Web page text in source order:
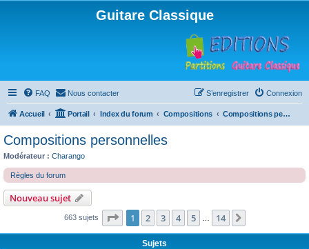
Guitare Classique
FAQ Nous contacter Connexion
S’enregistrer
Accueil Portail Index du forum Compositions Compositions personnelles
Compositions personnelles
Modérateur : Charango
Règles du forum
Nouveau sujet
663 sujets Page 1sur14
1 2 3 4 5 14
Sujets